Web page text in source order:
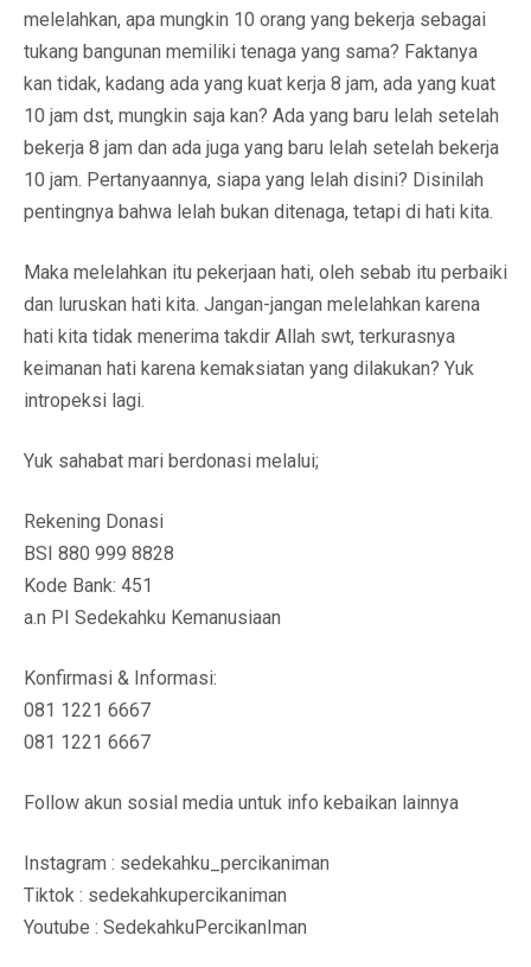
melelahkan, apa mungkin 10 orang yang bekerja sebagai
tukang bangunan memiliki tenaga yang sama? Faktanya
kan tidak, kadang ada yang kuat kerja 8 jam, ada yang kuat
10 jam dst, mungkin saja kan? Ada yang baru lelah setelah
bekerja 8 jam dan ada juga yang baru lelah setelah bekerja
10 jam. Pertanyaannya, siapa yang lelah disini? Disinilah
pentingnya bahwa lelah bukan ditenaga, tetapi di hati kita.
Maka melelahkan itu pekerjaan hati, oleh sebab itu perbaiki
dan luruskan hati kita. Jangan-jangan melelahkan karena
hati kita tidak menerima takdir Allah swt, terkurasnya
keimanan hati karena kemaksiatan yang dilakukan? Yuk
intropeksi lagi.
Yuk sahabat mari berdonasi melalui;
Rekening Donasi
BSI 880 999 8828
Kode Bank: 451
a.n PI Sedekahku Kemanusiaan
Konfirmasi & Informasi:
081 1221 6667
081 1221 6667
Follow akun sosial media untuk info kebaikan lainnya
Instagram : sedekahku_percikaniman
Tiktok : sedekahkupercikaniman
Youtube : SedekahkuPercikanIman